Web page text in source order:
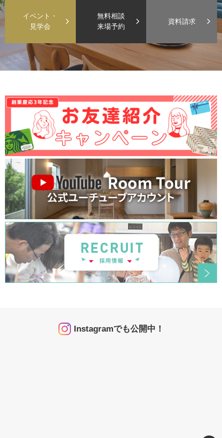
イベント・
見学会
無料相談
来場予約
資料請求
Instagramでも公開中！